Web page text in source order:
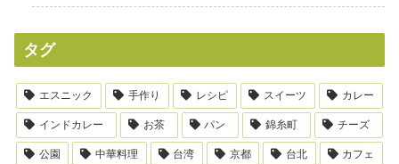
タグ
エスニック 手作り レシピ スイーツ カレー
インドカレー お茶 パン 錦糸町 チーズ
公園 中華料理 台湾 京都 台北 カフェ